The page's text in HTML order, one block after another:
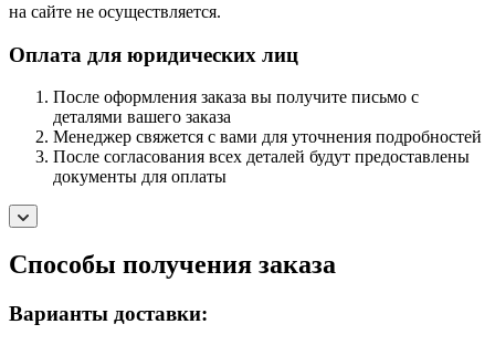
на сайте не осуществляется.
Оплата для юридических лиц
После оформления заказа вы получите письмо с
деталями вашего заказа
Менеджер свяжется с вами для уточнения подробностей
После согласования всех деталей будут предоставлены
документы для оплаты
Способы получения заказа
Варианты доставки: